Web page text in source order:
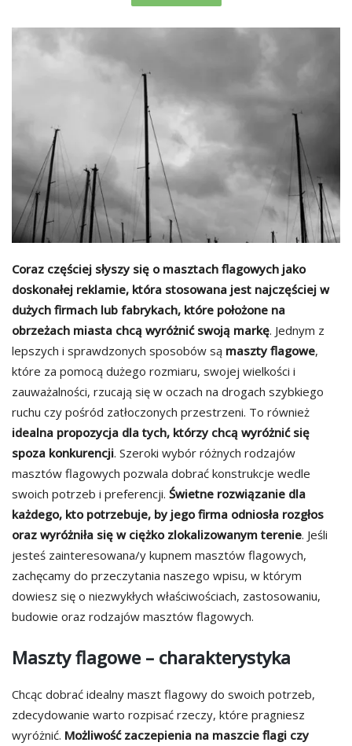
Coraz częściej słyszy się o masztach flagowych jako
doskonałej reklamie, która stosowana jest najczęściej w
dużych firmach lub fabrykach, które położone na
obrzeżach miasta chcą wyróżnić swoją markę. Jednym z
lepszych i sprawdzonych sposobów są maszty flagowe,
które za pomocą dużego rozmiaru, swojej wielkości i
zauważalności, rzucają się w oczach na drogach szybkiego
ruchu czy pośród zatłoczonych przestrzeni. To również
idealna propozycja dla tych, którzy chcą wyróżnić się
spoza konkurencji. Szeroki wybór różnych rodzajów
masztów flagowych pozwala dobrać konstrukcje wedle
swoich potrzeb i preferencji. Świetne rozwiązanie dla
każdego, kto potrzebuje, by jego firma odniosła rozgłos
oraz wyróżniła się w ciężko zlokalizowanym terenie. Jeśli
jesteś zainteresowana/y kupnem masztów flagowych,
zachęcamy do przeczytania naszego wpisu, w którym
dowiesz się o niezwykłych właściwościach, zastosowaniu,
budowie oraz rodzajów masztów flagowych.
Maszty flagowe – charakterystyka
Chcąc dobrać idealny maszt flagowy do swoich potrzeb,
zdecydowanie warto rozpisać rzeczy, które pragniesz
wyróżnić. Możliwość zaczepienia na maszcie flagi czy